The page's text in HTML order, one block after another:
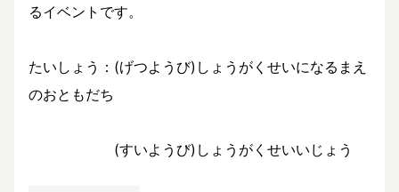
るイベントです。
たいしょう：(げつようび)しょうがくせいになるまえ
のおともだち
(すいようび)しょうがくせいいじょう